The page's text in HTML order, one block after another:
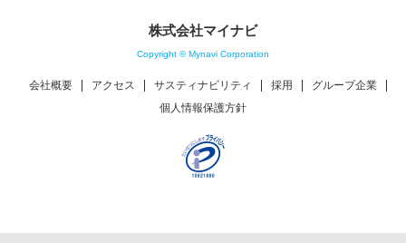
株式会社マイナビ
Copyright © Mynavi Corporation
会社概要 アクセス サスティナビリティ 採用
グループ企業
個人情報保護方針